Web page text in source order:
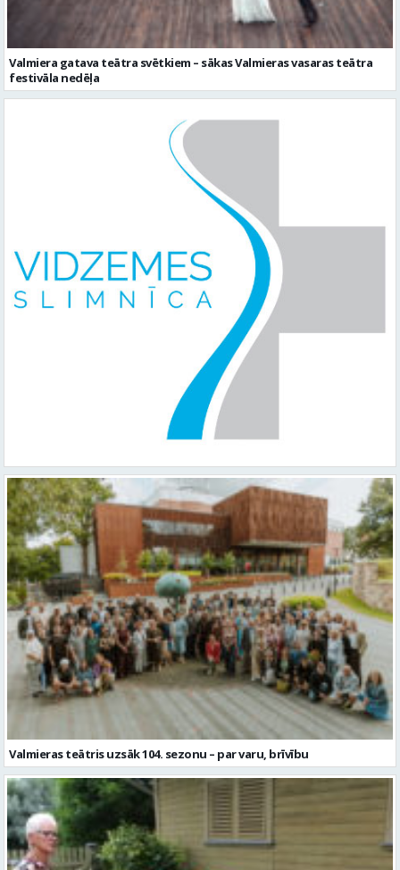
Valmiera gatava teātra svētkiem – sākas Valmieras vasaras teātra
festivāla nedēļa
Valmieras teātris uzsāk 104. sezonu – par varu, brīvību